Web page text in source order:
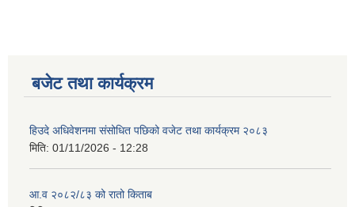
बजेट तथा कार्यक्रम
हिउदे अधिवेशनमा संसोधित पछिको वजेट तथा कार्यक्रम २०८३
मिति: 01/11/2026 - 12:28
आ.व २०८२/८३ को रातो किताब